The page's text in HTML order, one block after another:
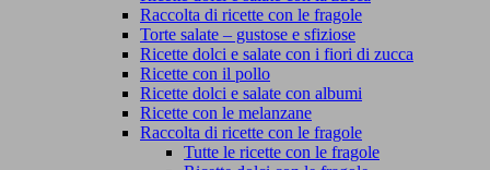
Raccolta di ricette con le fragole
Torte salate – gustose e sfiziose
Ricette dolci e salate con i fiori di zucca
Ricette con il pollo
Ricette dolci e salate con albumi
Ricette con le melanzane
Raccolta di ricette con le fragole
Tutte le ricette con le fragole